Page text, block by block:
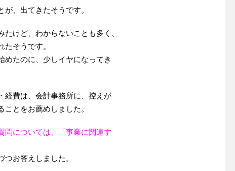
、出てきたそうです。
けど、わからないことも多く、
そうです。
めたのに、少しイヤになってき
経費は、会計事務所に、控えが
とをお薦めしました。
問については、「事業に関連す
お答えしました。